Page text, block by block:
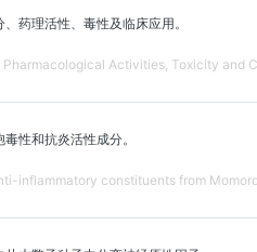
药理活性、毒性及临床应用。
Activities, Toxicity and
性和抗炎活性成分。
inflammatory constituents from